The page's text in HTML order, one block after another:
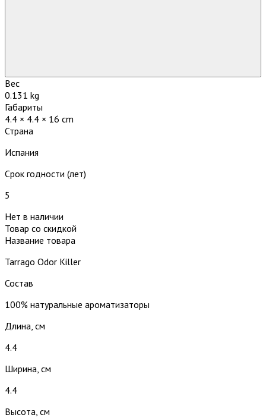
Вес
0.131 kg
Габариты
4.4 × 4.4 × 16 cm
Страна
Испания
Срок годности (лет)
5
Нет в наличии
Товар со скидкой
Название товара
Tarrago Odor Killer
Состав
100% натуральные ароматизаторы
Длина, см
4.4
Ширина, см
4.4
Высота, см